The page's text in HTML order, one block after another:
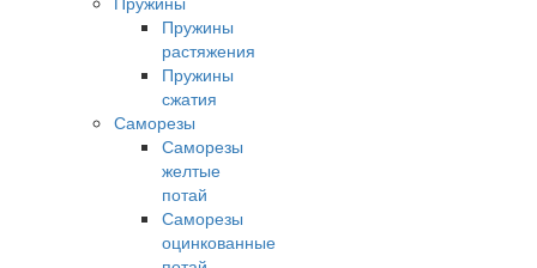
Пружины
растяжения
Пружины
сжатия
Саморезы
Саморезы
желтые
потай
Саморезы
оцинкованные